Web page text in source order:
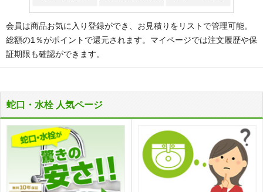
会員は商品お気に入り登録ができ、お見積りをリストで管理可能。
総額の1％がポイントで還元されます。マイページでは注文履歴や保
証期限も確認ができます。
蛇口・水栓 人気ページ